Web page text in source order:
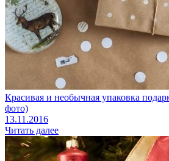
Красивая и необычная упаковка
фото)
13.11.2016
Читать далее